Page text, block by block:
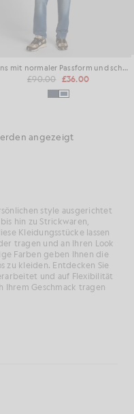
Jeans mit normaler Passform und schmal zulaufendem Bein
£90.00 £36.00
angezeigt
style ausgerichtet
hin zu Strickwaren,
Kleidungsstücke lassen
tragen und an Ihren Look
Farben geben Ihnen die
zu kleiden. Entdecken Sie
und auf Flexibilität
Ihrem Geschmack tragen